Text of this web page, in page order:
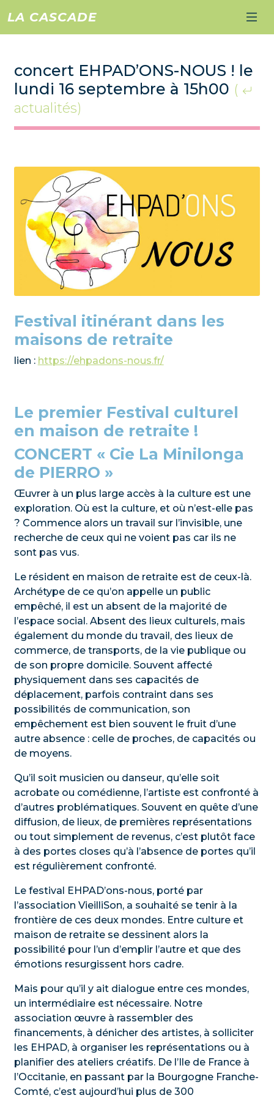
LA CASCADE
concert EHPAD’ONS-NOUS ! le
lundi 16 septembre à 15h00 (
actualités)
Festival itinérant dans les
maisons de retraite
lien : https://ehpadons-nous.fr/
Le premier Festival culturel
en maison de retraite !
CONCERT « Cie La Minilonga
de PIERRO »
Œuvrer à un plus large accès à la culture est une
exploration. Où est la culture, et où n’est-elle pas
? Commence alors un travail sur l’invisible, une
recherche de ceux qui ne voient pas car ils ne
sont pas vus.
Le résident en maison de retraite est de ceux-là.
Archétype de ce qu’on appelle un public
empêché, il est un absent de la majorité de
l’espace social. Absent des lieux culturels, mais
également du monde du travail, des lieux de
commerce, de transports, de la vie publique ou
de son propre domicile. Souvent affecté
physiquement dans ses capacités de
déplacement, parfois contraint dans ses
possibilités de communication, son
empêchement est bien souvent le fruit d’une
autre absence : celle de proches, de capacités ou
de moyens.
Qu’il soit musicien ou danseur, qu’elle soit
acrobate ou comédienne, l’artiste est confronté à
d’autres problématiques. Souvent en quête d’une
diffusion, de lieux, de premières représentations
ou tout simplement de revenus, c’est plutôt face
à des portes closes qu’à l’absence de portes qu’il
est régulièrement confronté.
Le festival EHPAD’ons-nous, porté par
l’association VieilliSon, a souhaité se tenir à la
frontière de ces deux mondes. Entre culture et
maison de retraite se dessinent alors la
possibilité pour l’un d’emplir l’autre et que des
émotions resurgissent hors cadre.
Mais pour qu’il y ait dialogue entre ces mondes,
un intermédiaire est nécessaire. Notre
association œuvre à rassembler des
financements, à dénicher des artistes, à solliciter
les EHPAD, à organiser les représentations ou à
planifier des ateliers créatifs. De l’Ile de France à
l’Occitanie, en passant par la Bourgogne Franche-
Comté, c’est aujourd’hui plus de 300